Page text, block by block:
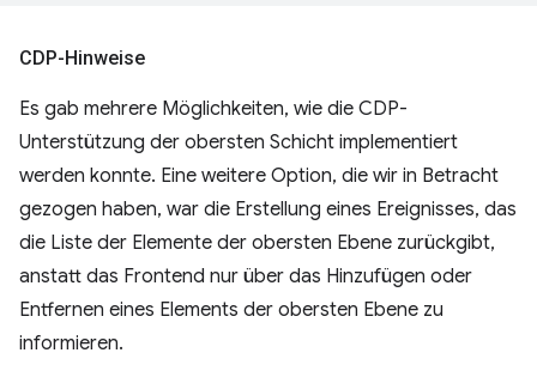
CDP-Hinweise
Es gab mehrere Möglichkeiten, wie die CDP-
Unterstützung der obersten Schicht implementiert
werden konnte. Eine weitere Option, die wir in Betracht
gezogen haben, war die Erstellung eines Ereignisses, das
die Liste der Elemente der obersten Ebene zurückgibt,
anstatt das Frontend nur über das Hinzufügen oder
Entfernen eines Elements der obersten Ebene zu
informieren.